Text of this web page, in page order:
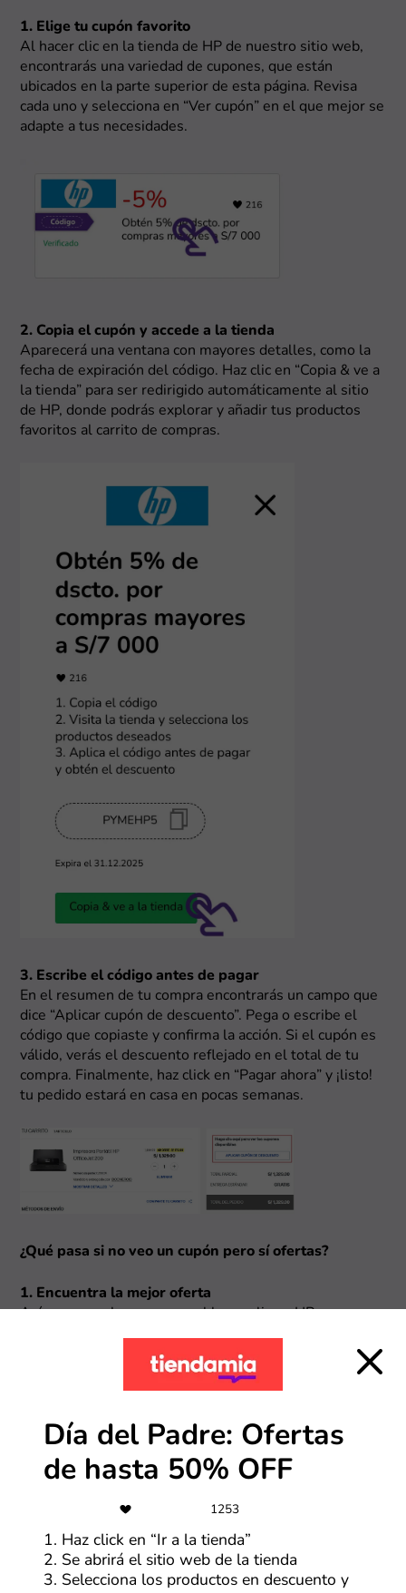
1. Elige tu cupón favorito
Al hacer clic en la tienda de HP de nuestro sitio web,
encontrarás una variedad de cupones, que están
ubicados en la parte superior de esta página. Revisa
cada uno y selecciona en “Ver cupón” en el que mejor se
adapte a tus necesidades.
2. Copia el cupón y accede a la tienda
Aparecerá una ventana con mayores detalles, como la
fecha de expiración del código. Haz clic en “Copia & ve a
la tienda” para ser redirigido automáticamente al sitio
de HP, donde podrás explorar y añadir tus productos
favoritos al carrito de compras.
3. Escribe el código antes de pagar
En el resumen de tu compra encontrarás un campo que
dice “Aplicar cupón de descuento”. Pega o escribe el
código que copiaste y confirma la acción. Si el cupón es
válido, verás el descuento reflejado en el total de tu
compra. Finalmente, haz click en “Pagar ahora” y ¡listo!
tu pedido estará en casa en pocas semanas.
¿Qué pasa si no veo un cupón pero sí ofertas?
1. Encuentra la mejor oferta
Así como con los cupones, al hacer clic en HP,
cada uno y selecciona “Ver oferta” en la que te parezca
2. Conoce los detalles y visita la tienda
Día del Padre: Ofertas
de hasta 50% OFF
1253
1. Haz click en “Ir a la tienda”
2. Se abrirá el sitio web de la tienda
3. Selecciona los productos en descuento y